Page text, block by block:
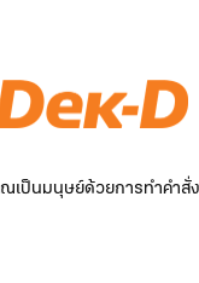
เป็นมนุษย์ด้วยการทำคำสั่ง